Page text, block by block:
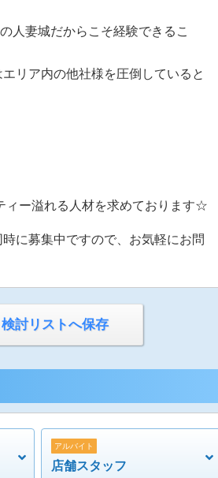
人妻城だからこそ経験できるこ
リア内の他社様を圧倒していると
ィー溢れる人材を求めております☆
に募集中ですので、お気軽にお問
検討リストへ保存
アルバイト
店舗スタッフ